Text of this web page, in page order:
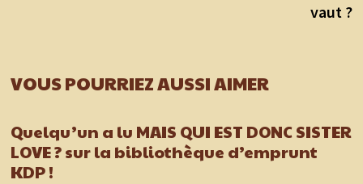
vaut ?
VOUS POURRIEZ AUSSI AIMER
Quelqu’un a lu MAIS QUI EST DONC SISTER
LOVE ? sur la bibliothèque d’emprunt
KDP !